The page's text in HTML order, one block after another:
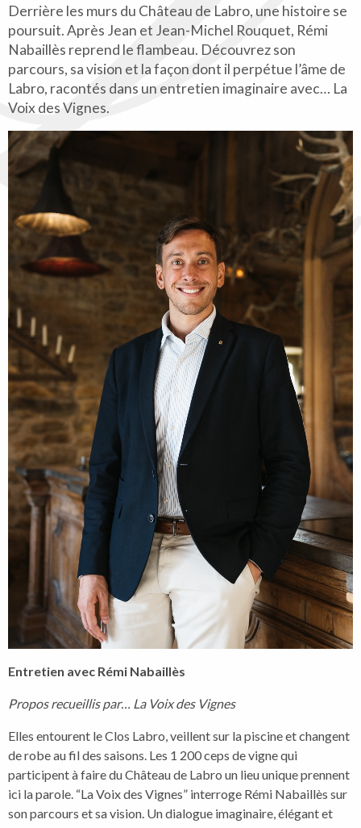
Derrière les murs du Château de Labro, une histoire se
poursuit. Après Jean et Jean-Michel Rouquet, Rémi
Nabaillès reprend le flambeau. Découvrez son
parcours, sa vision et la façon dont il perpétue l’âme de
Labro, racontés dans un entretien imaginaire avec… La
Voix des Vignes.
Entretien avec Rémi Nabaillès
Propos recueillis par… La Voix des Vignes
Elles entourent le Clos Labro, veillent sur la piscine et changent
de robe au fil des saisons. Les 1 200 ceps de vigne qui
participent à faire du Château de Labro un lieu unique prennent
ici la parole. “La Voix des Vignes” interroge Rémi Nabaillès sur
son parcours et sa vision. Un dialogue imaginaire, élégant et